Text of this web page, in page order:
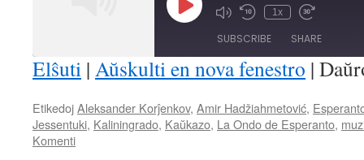
Play
Episode Mute/Unmute
Rewind
Seconds
1x
Fast
30
seconds
SUBSCRIBE SHARE
RSS FEED
LINK
Elŝuti | Aŭskulti en nova fenestro |
EtikedojAleksander Korĵenkov, Amir Hadžiahmetović,
Jessentuki, Kaliningrado, Kaŭkazo, La Ondo de Esperanto,
Komenti